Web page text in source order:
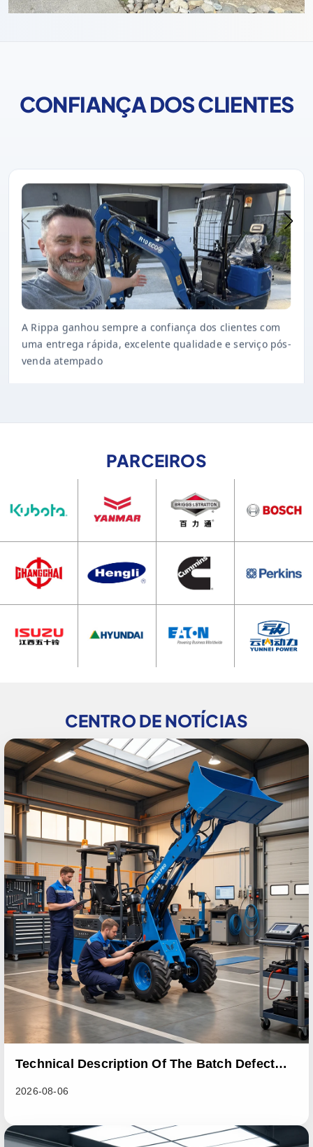
CONFIANÇA DOS CLIENTES
A Rippa ganhou sempre a confiança dos clientes com
uma entrega rápida, excelente qualidade e serviço pós-
venda atempado
PARCEIROS
CENTRO DE NOTÍCIAS
Technical Description Of The Batch Defect
2026-08-06